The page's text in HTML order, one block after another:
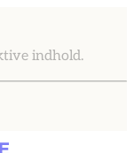
indhold.